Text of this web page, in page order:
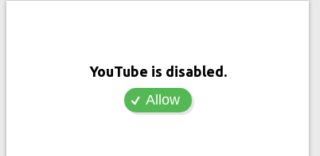
YouTube is disabled.
Allow